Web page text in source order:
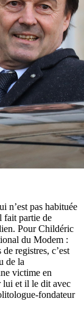
n’est pas habituée
fait partie de
Pour Childéric
du Modem :
registres, c’est
de la
victime en
lui et il le dit avec
fondateur